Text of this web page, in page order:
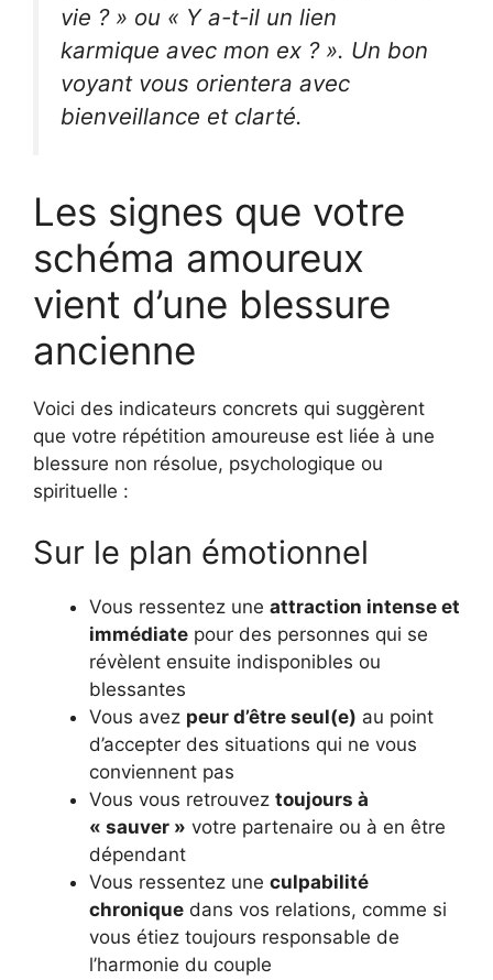
vie ? » ou « Y a-t-il un lien
karmique avec mon ex ? ». Un bon
voyant vous orientera avec
bienveillance et clarté.
Les signes que votre
schéma amoureux
vient d’une blessure
ancienne
Voici des indicateurs concrets qui suggèrent
que votre répétition amoureuse est liée à une
blessure non résolue, psychologique ou
spirituelle :
Sur le plan émotionnel
Vous ressentez une attraction intense et
immédiate pour des personnes qui se
révèlent ensuite indisponibles ou
blessantes
Vous avez peur d’être seul(e) au point
d’accepter des situations qui ne vous
conviennent pas
Vous vous retrouvez toujours à
« sauver » votre partenaire ou à en être
dépendant
Vous ressentez une culpabilité
chronique dans vos relations, comme si
vous étiez toujours responsable de
l’harmonie du couple